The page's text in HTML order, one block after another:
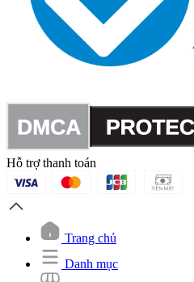
Hỗ trợ thanh toán
Trang chủ
Danh mục